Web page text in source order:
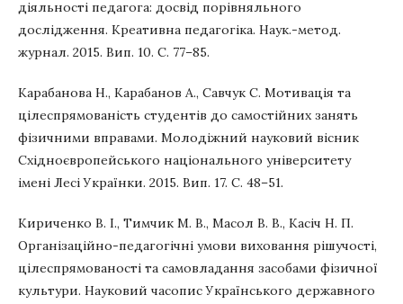
діяльності педагога: досвід порівняльного
дослідження. Креативна педагогіка. Наук.-метод.
журнал. 2015. Вип. 10. С. 77–85.
Карабанова Н., Карабанов А., Савчук С. Мотивація та
цілеспрямованість студентів до самостійних занять
фізичними вправами. Молодіжний науковий вісник
Східноєвропейського національного університету
імені Лесі Українки. 2015. Вип. 17. С. 48–51.
Кириченко В. І., Тимчик М. В., Масол В. В., Касіч Н. П.
Організаційно-педагогічні умови виховання рішучості,
цілеспрямованості та самовладання засобами фізичної
культури. Науковий часопис Українського державного